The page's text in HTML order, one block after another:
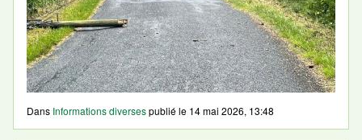
Dans Informations diversespublié le 14 mai 2026, 13:48